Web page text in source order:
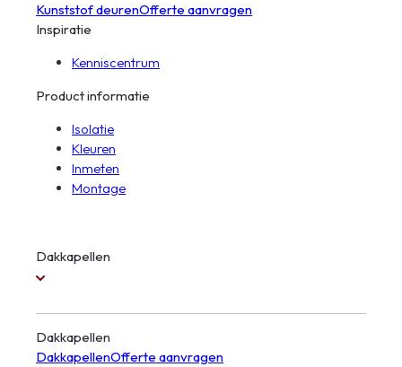
Kunststof deurenOfferte aanvragen
Inspiratie
Kenniscentrum
Product informatie
Isolatie
Kleuren
Inmeten
Montage
Dakkapellen
Dakkapellen
DakkapellenOfferte aanvragen